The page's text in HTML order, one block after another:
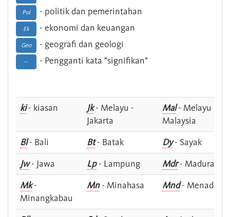
Pol - politik dan pemerintahan
Ek - ekonomi dan keuangan
Geo - geografi dan geologi
-- - Pengganti kata "signifikan"
ki- kiasan Jk- Melayu -
Jakarta
Mal- Melayu -
Malaysia
Bl- Bali Bt- Batak Dy- Sayak
Jw- Jawa Lp- Lampung Mdr- Madura
Mk-
Minangkabau
Mn- Minahasa Mnd- Menado